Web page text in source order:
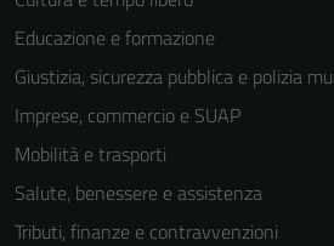
Educazione e formazione
Giustizia, sicurezza pubblica e polizia
Imprese, commercio e SUAP
Mobilità e trasporti
Salute, benessere e assistenza
Tributi, finanze e contravvenzioni